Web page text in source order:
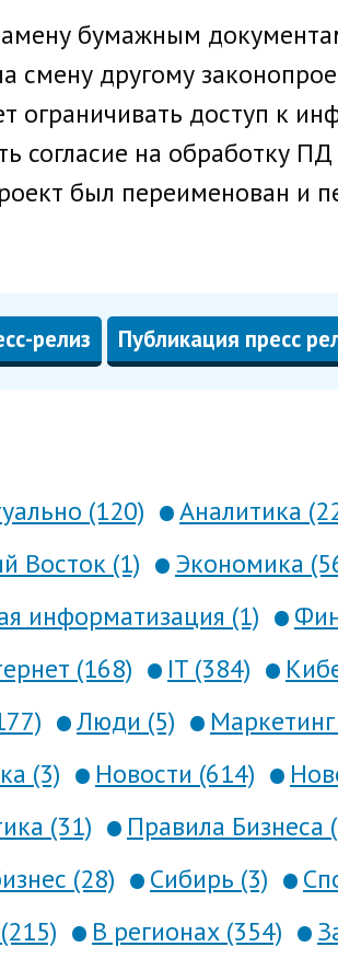
бумажным
смену другому
ограничивать доступ к
согласие на обработку
был переименован и
релиз Публикация пресс
(120) Аналитика
Восток (1)
Экономика
информатизация (1)
(168) IT (384)
Люди (5)
(3) Новости (614)
(31) Правила Бизнеса
(28) Сибирь (3)
В регионах (354)